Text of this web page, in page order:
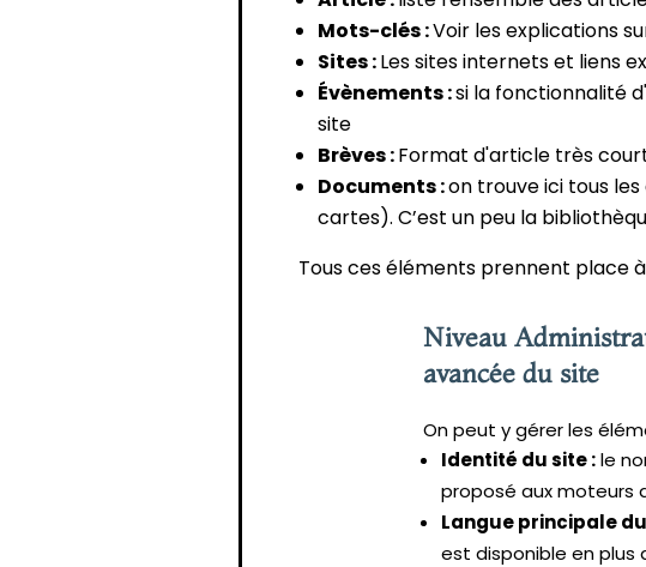
Mots-clés :Voir les explications
Sites :Les sites internets et liens
Évènements :si la fonctionnalité
site
Brèves :Format d'article très
Documents :on trouve ici tous
cartes). C’est un peu la
Tous ces éléments prennent place
Niveau
avancée du site
On peut y gérer les
Identité du site :le
proposé aux moteurs
Langue principale
est disponible en plus